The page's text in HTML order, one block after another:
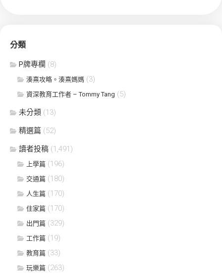
分類
P牌專欄 (8)
湊熹攻略。湊熹媽媽 (3)
資深教育工作者 – Tommy Tang (5)
未分類 (13)
精選篇 (52)
讀者投稿 (1,491)
上學篇 (196)
交通篇 (180)
人生篇 (170)
住家篇 (170)
出門篇 (329)
工作篇 (19)
教育篇 (33)
玩樂篇 (263)